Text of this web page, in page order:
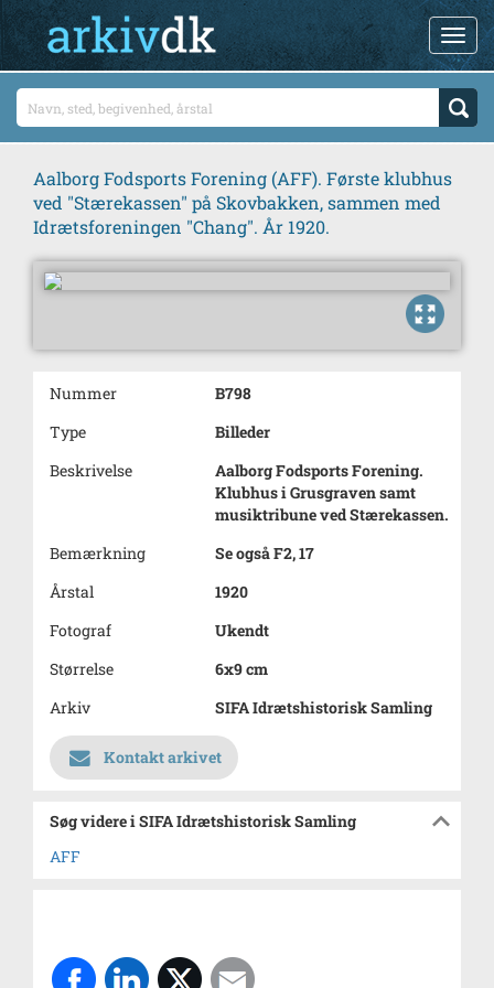
Aalborg Fodsports Forening (AFF). Første klubhus
ved "Stærekassen" på Skovbakken, sammen med
Idrætsforeningen "Chang". År 1920.
Nummer
B798
Type
Billeder
Beskrivelse
Aalborg Fodsports Forening.
Klubhus i Grusgraven samt
musiktribune ved Stærekassen.
Bemærkning
Se også F2, 17
Årstal
1920
Fotograf
Ukendt
Størrelse
6x9 cm
Arkiv
SIFA Idrætshistorisk Samling
Kontakt arkivet
Søg videre i SIFA Idrætshistorisk Samling
AFF